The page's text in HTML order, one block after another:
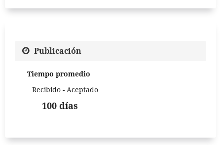
Publicación
Tiempo promedio
Recibido - Aceptado
100 días